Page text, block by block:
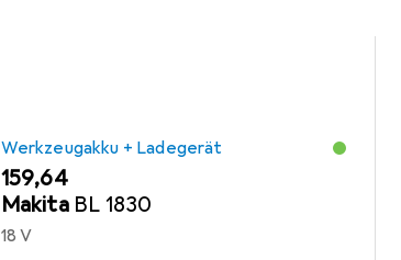
Werkzeugakku + Ladegerät
EUR
159,64
Makita BL 1830
18 V